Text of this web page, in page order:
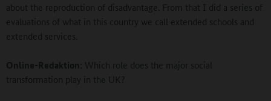
about the reproduction of disadvantage. From that I did a series of
evaluations of what in this country we call extended schools and
extended services.
Online-Redaktion: Which role does the major social
transformation play in the UK?